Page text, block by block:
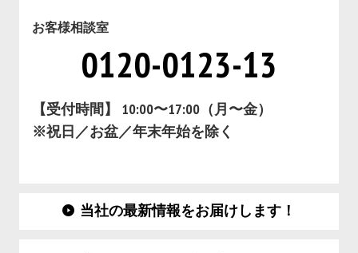
お客様相談室
0120-0123-13
【受付時間】 10:00〜17:00（月〜金）
※祝日／お盆／年末年始を除く
当社の最新情報をお届けします！